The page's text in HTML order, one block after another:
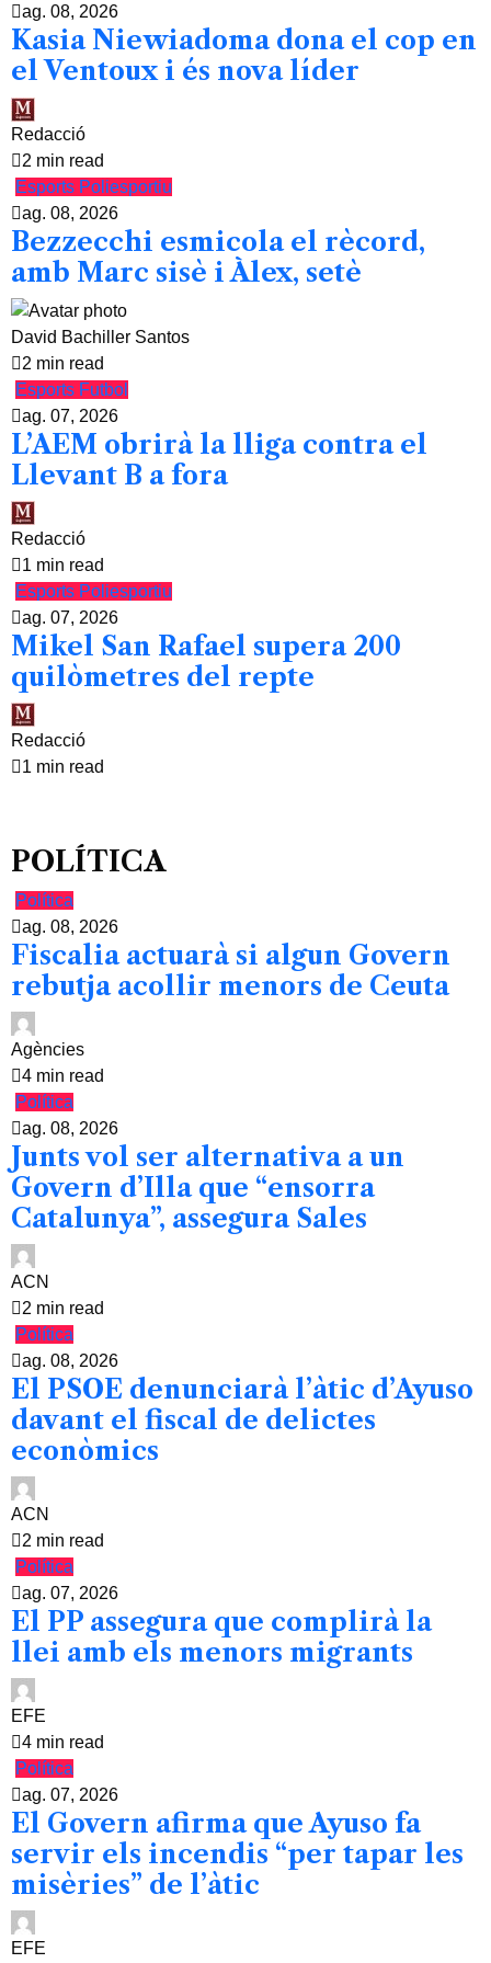
ag. 08, 2026
Kasia Niewiadoma dona el cop en
el Ventoux i és nova líder
Redacció
2 min read
Esports Poliesportiu
ag. 08, 2026
Bezzecchi esmicola el rècord,
amb Marc sisè i Àlex, setè
David Bachiller Santos
2 min read
Esports Futbol
ag. 07, 2026
L’AEM obrirà la lliga contra el
Llevant B a fora
Redacció
1 min read
Esports Poliesportiu
ag. 07, 2026
Mikel San Rafael supera 200
quilòmetres del repte
Redacció
1 min read
POLÍTICA
Política
ag. 08, 2026
Fiscalia actuarà si algun Govern
rebutja acollir menors de Ceuta
Agències
4 min read
Política
ag. 08, 2026
Junts vol ser alternativa a un
Govern d’Illa que “ensorra
Catalunya”, assegura Sales
ACN
2 min read
Política
ag. 08, 2026
El PSOE denunciarà l’àtic d’Ayuso
davant el fiscal de delictes
econòmics
ACN
2 min read
Política
ag. 07, 2026
El PP assegura que complirà la
llei amb els menors migrants
EFE
4 min read
Política
ag. 07, 2026
El Govern afirma que Ayuso fa
servir els incendis “per tapar les
misèries” de l’àtic
EFE